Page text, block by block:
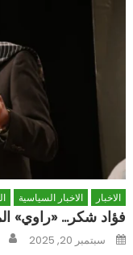
الاخبار الاخبار السياسية
فؤاد شكر… «راوي»
Posted
onسبتمبر 20, 2025